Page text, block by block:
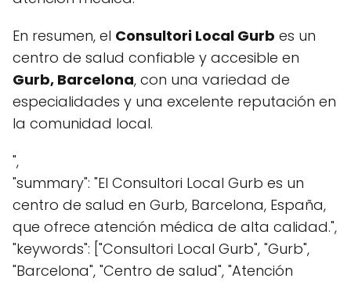
En resumen, el Consultori Local Gurb es un
centro de salud confiable y accesible en
Gurb, Barcelona, con una variedad de
especialidades y una excelente reputación en
la comunidad local.
",
"summary": "El Consultori Local Gurb es un
centro de salud en Gurb, Barcelona, España,
que ofrece atención médica de alta calidad.",
"keywords": ["Consultori Local Gurb", "Gurb",
"Barcelona", "Centro de salud", "Atención